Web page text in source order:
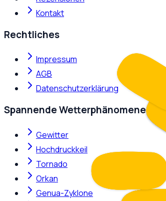
Kontakt
Rechtliches
Impressum
AGB
Datenschutzerklärung
Spannende Wetterphänomene
Gewitter
Hochdruckkeil
Tornado
Orkan
Genua-Zyklone